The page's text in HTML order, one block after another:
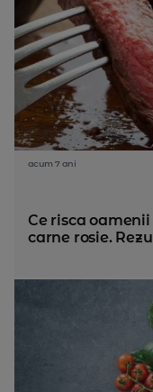
acum 7 ani
Ce risca
carne rosie.